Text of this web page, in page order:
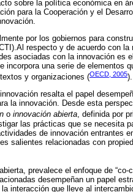
sobre la política económica en
para la Cooperación y el
por los gobiernos para
respecto y de acuerdo con
asociadas con la innovación es
incorpora una serie de elementos
y organizaciones (OECD, 2005).
resalta el papel
la innovación. Desde esta
o innovación abierta, definida por
las prácticas que se necesita
de innovación entrantes
salientes relacionadas con
prevalece el enfoque de “co-
desempeñan un papel
interacción que lleve al